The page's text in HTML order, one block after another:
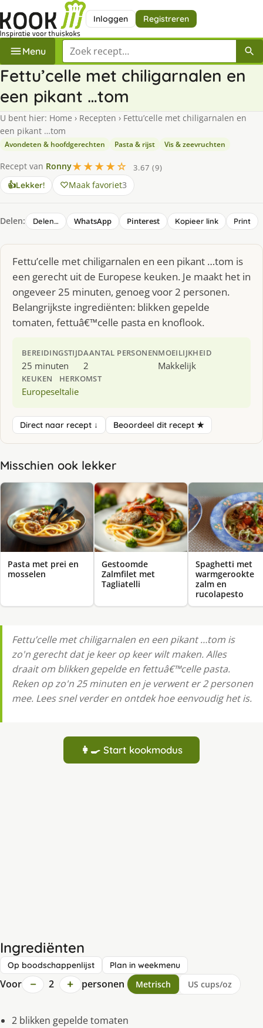
Inloggen Registreren
Menu Zoek een recept
Fettu’celle met chiligarnalen en
een pikant …tom
U bent hier: Home › Recepten › Fettu’celle met chiligarnalen en
een pikant …tom
Avondeten & hoofdgerechten Pasta & rijst Vis & zeevruchten
Recept van Ronny★★★★☆
3.67 (9)
👍Lekker! Maak favoriet3
Delen: Delen… WhatsApp Pinterest Kopieer link Print
Fettu’celle met chiligarnalen en een pikant …tom is
een gerecht uit de Europese keuken. Je maakt het in
ongeveer 25 minuten, genoeg voor 2 personen.
Belangrijkste ingrediënten: blikken gepelde
tomaten, fettuâ€™celle pasta en knoflook.
BEREIDINGSTIJD
25 minuten
AANTAL PERSONEN
2
MOEILIJKHEID
Makkelijk
KEUKEN
Europese
HERKOMST
Italie
Direct naar recept ↓ Beoordeel dit recept ★
Misschien ook lekker
Pasta met prei en
mosselen
Gestoomde
Zalmfilet met
Tagliatelli
Spaghetti met
warmgerookte
zalm en
rucolapesto
Fettu’celle met chiligarnalen en een pikant …tom is
zo'n gerecht dat je keer op keer wilt maken. Alles
draait om blikken gepelde en fettuâ€™celle pasta.
Reken op zo'n 25 minuten en je verwent er 2 personen
mee. Lees snel verder en ontdek hoe eenvoudig het is.
👩‍🍳 Start kookmodus
Ingrediënten
Op boodschappenlijst Plan in weekmenu
Voor − 2 + personen Metrisch US cups/oz
2 blikken gepelde tomaten